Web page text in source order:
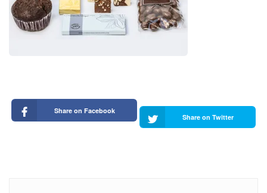
Share on Facebook
Share on Twitter